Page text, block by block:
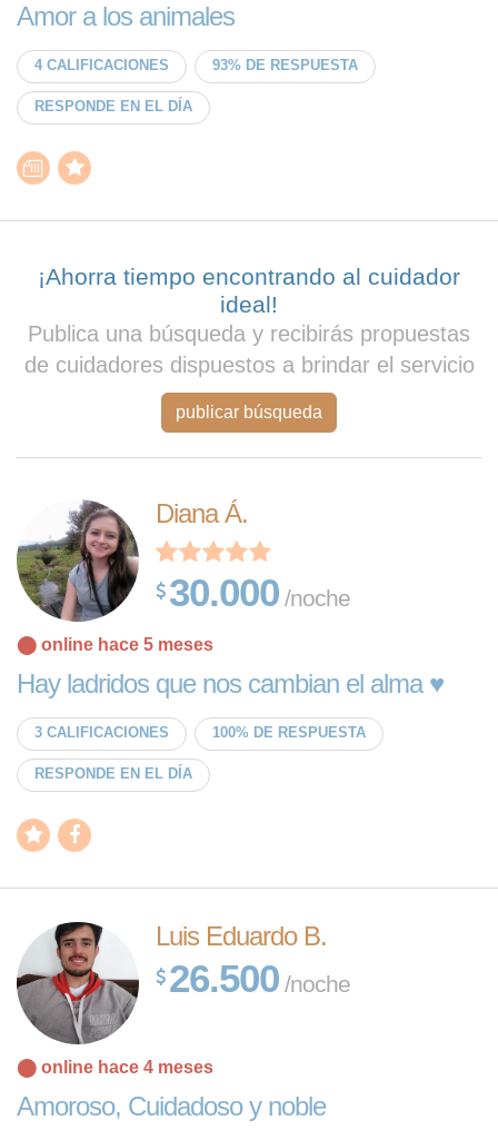
Amor a los animales
4 CALIFICACIONES 93% DE RESPUESTA
RESPONDE EN EL DÍA
¡Ahorra tiempo encontrando al cuidador
ideal!
Publica una búsqueda y recibirás propuestas
de cuidadores dispuestos a brindar el servicio
publicar búsqueda
Diana Á.
30.000 /noche
⬤ online hace 5 meses
Hay ladridos que nos cambian el alma ♥️
3 CALIFICACIONES 100% DE RESPUESTA
RESPONDE EN EL DÍA
Luis Eduardo B.
26.500 /noche
⬤ online hace 4 meses
Amoroso, Cuidadoso y noble